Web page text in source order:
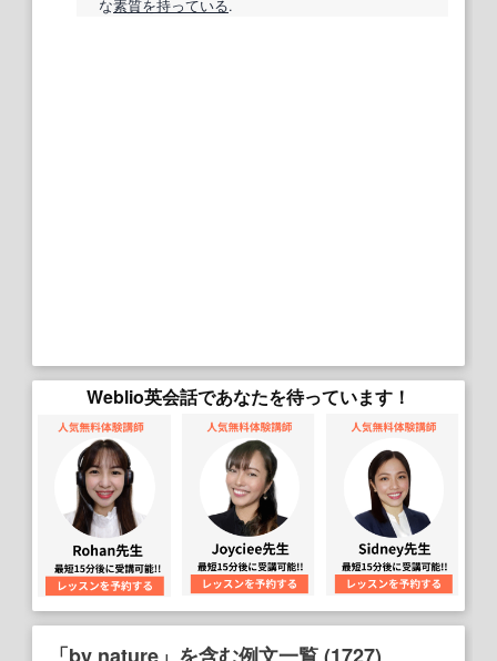
な素質を持っている.
Weblio英会話であなたを待っています！
「by nature」を含む例文一覧 (1727)